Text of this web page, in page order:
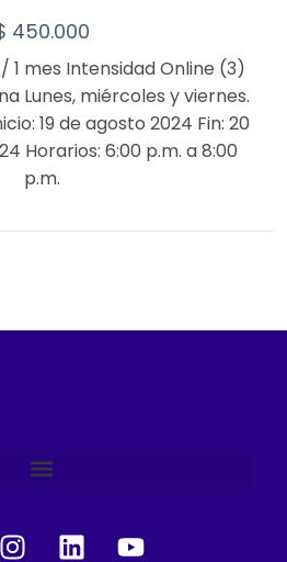
450.000
1 mes Intensidad Online (3)
Lunes, miércoles y viernes.
19 de agosto 2024 Fin: 20
Horarios: 6:00 p.m. a 8:00
p.m.